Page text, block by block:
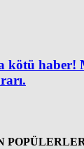
kötü haber!